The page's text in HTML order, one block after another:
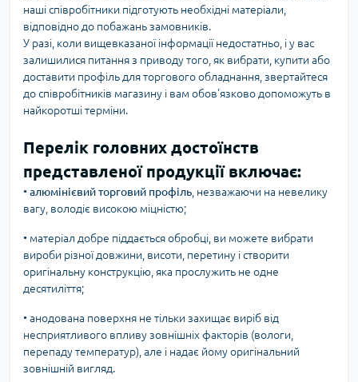
наші співробітники підготують необхідні матеріали,
відповідно до побажань замовників.
У разі, коли вищевказаної інформації недостатньо, і у вас
залишилися питання з приводу того, як вибрати, купити або
доставити профіль для торгового обладнання, звертайтеся
до співробітників магазину і вам обов'язково допоможуть в
найкоротші терміни.
Перелік головних достоїнств
представленої продукції включає:
•алюмінієвий торговий профіль , незважаючи на невелику
вагу, володіє високою міцністю;
• матеріал добре піддається обробці, ви можете вибрати
вироби різної довжини, висоти, перетину і створити
оригінальну конструкцію, яка прослужить не одне
десятиліття;
• анодована поверхня не тільки захищає виріб від
несприятливого впливу зовнішніх факторів (вологи,
перепаду температур), але і надає йому оригінальний
зовнішній вигляд.